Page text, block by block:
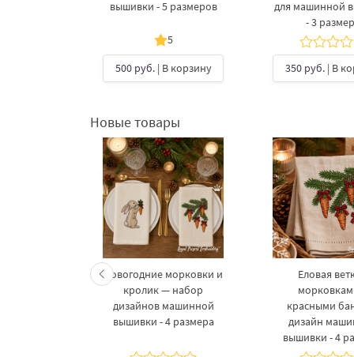
вышивки - 5 размеров
5
500 руб.| В корзину
для машинной
- 3
350 руб.| В
Новые товары
Новогодние морковки и
кролик — набор
дизайнов машинной
вышивки - 4 размера
Еловая
красными
дизайн
вышивки - 4